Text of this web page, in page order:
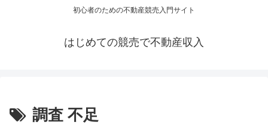
初心者のための不動産競売入門サイト
はじめての競売で不動産収入
調査 不足